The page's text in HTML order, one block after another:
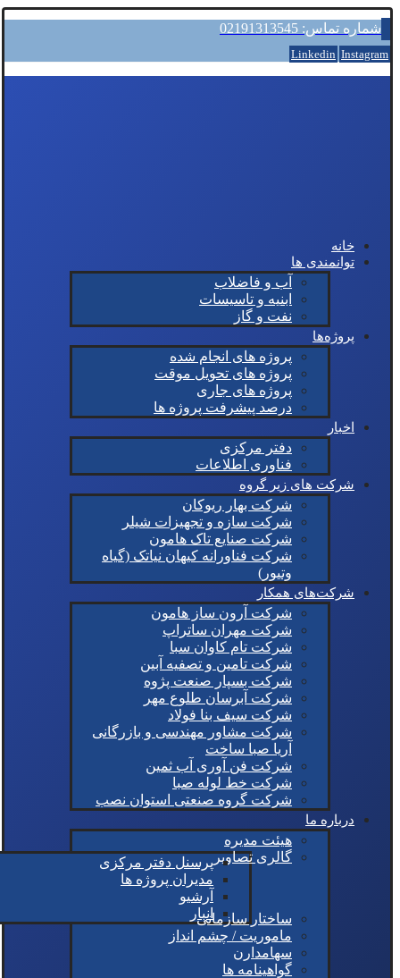
شماره تماس: 02191313545
Linkedin Instagram
خانه
توانمندی ها
آب و فاضلاب
ابنیه و تاسیسات
نفت و گاز
پروژه‌ها
پروژه های انجام شده
پروژه های تحویل موقت
پروژه های جاری
درصد پیشرفت پروژه ها
اخبار
دفتر مرکزی
فناوری اطلاعات
شرکت های زیر گروه
شرکت بهار ریوکان
شرکت سازه و تجهیزات شیلر
شرکت صنایع تاک هامون
شرکت فناورانه کیهان نیاتک (گیاه
وتیور)
شرکت‌های همکار
شرکت آرون ساز هامون
شرکت مهران ساتراپ
شرکت تام کاوان سبا
شرکت تامین و تصفیه آبین
شرکت بسپار صنعت پژوه
شرکت آبرسان طلوع مهر
شرکت سیف بنا فولاد
شرکت مشاور مهندسی و بازرگانی
آریا صبا ساخت
شرکت فن آوری آب ثمین
شرکت خط لوله صبا
شرکت گروه صنعتی استوان نصب
درباره ما
هیئت مدیره
گالری تصاویرپرسنل دفتر مرکزی
مدیران پروژه ها
آرشیو
انبار
ساختار سازمانی
ماموریت / چشم انداز
سهامدارن
گواهینامه ها